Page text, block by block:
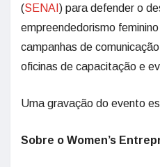
(SENAI ) para defender o
empreendedorismo
campanhas de
oficinas de capacitação e
Uma gravação do evento
Sobre o Women’s